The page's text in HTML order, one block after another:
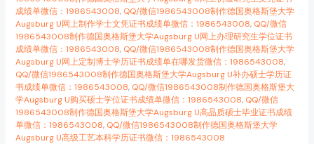
成绩单微信：1986543008, QQ/微信1986543008制作德国奥格斯堡大学
Augsburg U网上制作学士文凭证书成绩单微信：1986543008, QQ/微信
1986543008制作德国奥格斯堡大学Augsburg U网上办理研究生学位证书
成绩单微信：1986543008, QQ/微信1986543008制作德国奥格斯堡大学
Augsburg U网上定制博士学历证书成绩单在哪发货微信：1986543008,
QQ/微信1986543008制作德国奥格斯堡大学Augsburg U补办硕士学历证
书成绩单微信：1986543008, QQ/微信1986543008制作德国奥格斯堡大
学Augsburg U购买硕士学位证书成绩单微信：1986543008, QQ/微信
1986543008制作德国奥格斯堡大学Augsburg U高品质硕士毕业证书成绩
单微信：1986543008, QQ/微信1986543008制作德国奥格斯堡大学
Augsburg U高级工艺本科学历证书微信：1986543008